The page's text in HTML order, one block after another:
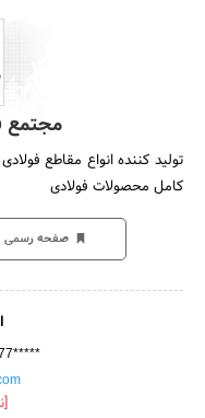
مجتمع
تولید کننده انواع مقاطع
کامل محصولات فولادی
صفحه رسمی